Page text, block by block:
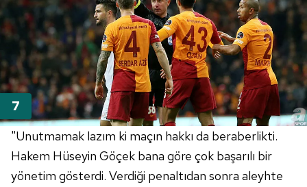
"Unutmamak lazım ki maçın hakkı da beraberlikti.
Hakem Hüseyin Göçek bana göre çok başarılı bir
yönetim gösterdi. Verdiği penaltıdan sonra aleyhte